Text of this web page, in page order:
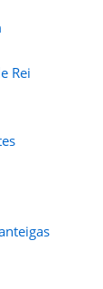
Rei